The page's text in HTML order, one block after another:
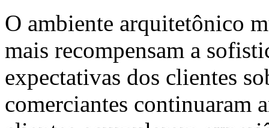
O ambiente arquitetônico
mais recompensam a
expectativas dos clientes
comerciantes continuaram